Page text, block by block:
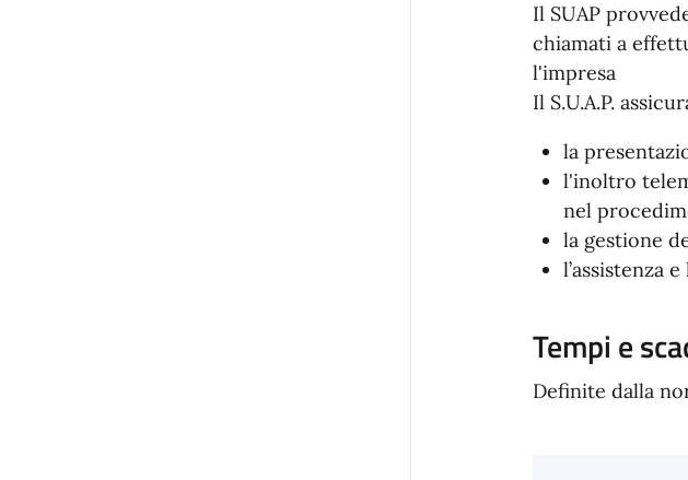
Il SUAP
chiamati a
l'impresa
Il S.U.A.P.
la
l'inoltro
nel
la gestione
l’assistenza
Tempi e
Definite dalla